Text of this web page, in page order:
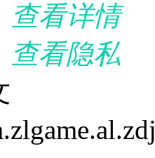
查看详情
查看隐私